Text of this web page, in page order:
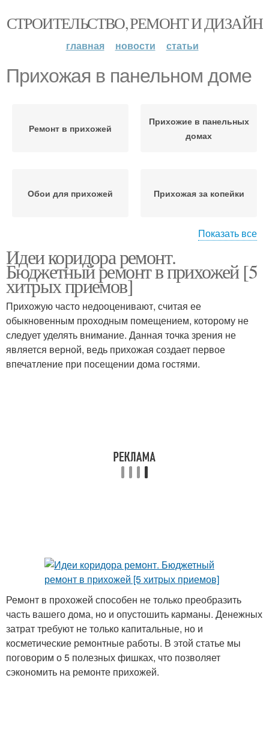
СТРОИТЕЛЬСТВО, РЕМОНТ И ДИЗАЙН
главная новости статьи
Прихожая в панельном доме
Ремонт в прихожей
Прихожие в панельных
домах
Обои для прихожей Прихожая за копейки
прихожей
Узкая прихожая
Прихожая в хрущевке
Прихожая в
современном стиле
Прихожая в квартире
Показать все
Идеи коридора ремонт.
Бюджетный ремонт в прихожей [5
хитрых приемов]
Прихожую часто недооценивают, считая ее
обыкновенным проходным помещением, которому не
следует уделять внимание. Данная точка зрения не
является верной, ведь прихожая создает первое
впечатление при посещении дома гостями.
Ремонт в прохожей способен не только преобразить
часть вашего дома, но и опустошить карманы. Денежных
затрат требуют не только капитальные, но и
косметические ремонтные работы. В этой статье мы
поговорим о 5 полезных фишках, что позволяет
сэкономить на ремонте прихожей.